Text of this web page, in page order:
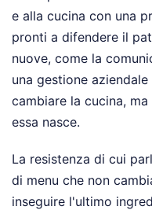
e alla cucina con una
pronti a difendere il
nuove, come la
una gestione
cambiare la cucina,
essa nasce.
La resistenza di cui
di menu che non
inseguire l'ultimo